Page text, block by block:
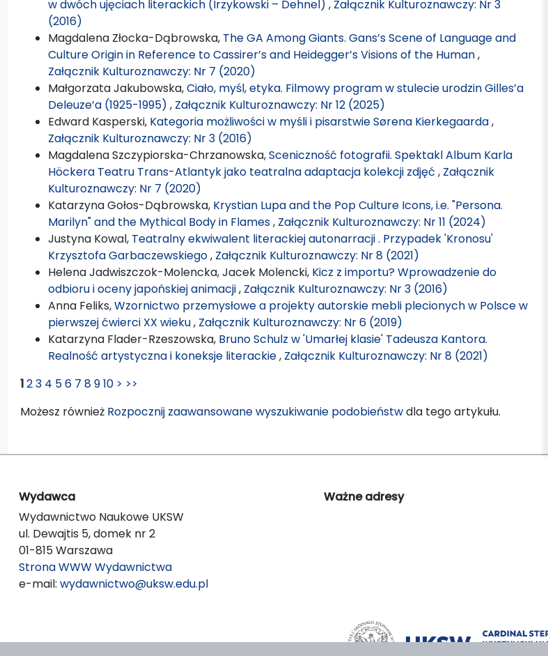
w dwóch ujęciach literackich (Irzykowski – Dehnel) , Załącznik Kulturoznawczy: Nr 3
(2016)
Magdalena Złocka-Dąbrowska, The GA Among Giants. Gans’s Scene of Language and
Culture Origin in Reference to Cassirer’s and Heidegger’s Visions of the Human,
Załącznik Kulturoznawczy: Nr 7 (2020)
Małgorzata Jakubowska,Ciało, myśl, etyka. Filmowy program w stulecie urodzin Gilles’a
Deleuze’a (1925-1995) , Załącznik Kulturoznawczy: Nr 12 (2025)
Edward Kasperski, Kategoria możliwości w myśli i pisarstwie Sørena Kierkegaarda,
Załącznik Kulturoznawczy: Nr 3 (2016)
Magdalena Szczypiorska-Chrzanowska,Sceniczność fotografii. Spektakl Album Karla
Höckera Teatru Trans-Atlantyk jako teatralna adaptacja kolekcji zdjęć , Załącznik
Kulturoznawczy: Nr 7 (2020)
Katarzyna Gołos-Dąbrowska, Krystian Lupa and the Pop Culture Icons, i.e. "Persona.
Marilyn" and the Mythical Body in Flames, Załącznik Kulturoznawczy: Nr 11 (2024)
Justyna Kowal, Teatralny ekwiwalent literackiej autonarracji . Przypadek 'Kronosu'
Krzysztofa Garbaczewskiego, Załącznik Kulturoznawczy: Nr 8 (2021)
Helena Jadwiszczok-Molencka, Jacek Molencki, Kicz z importu? Wprowadzenie do
odbioru i oceny japońskiej animacji, Załącznik Kulturoznawczy: Nr 3 (2016)
Anna Feliks,Wzornictwo przemysłowe a projekty autorskie mebli plecionych w Polsce w
pierwszej ćwierci XX wieku, Załącznik Kulturoznawczy: Nr 6 (2019)
Katarzyna Flader-Rzeszowska, Bruno Schulz w 'Umarłej klasie' Tadeusza Kantora.
Realność artystyczna i koneksje literackie, Załącznik Kulturoznawczy: Nr 8 (2021)
123 4 56 7 8910 > >>
Możesz również Rozpocznij zaawansowane wyszukiwanie podobieństwdla tego artykułu.
Wydawca
Wydawnictwo Naukowe UKSW
ul. Dewajtis 5, domek nr 2
01-815 Warszawa
Strona WWW Wydawnictwa
e-mail: wydawnictwo@uksw.edu.pl
Ważne adresy